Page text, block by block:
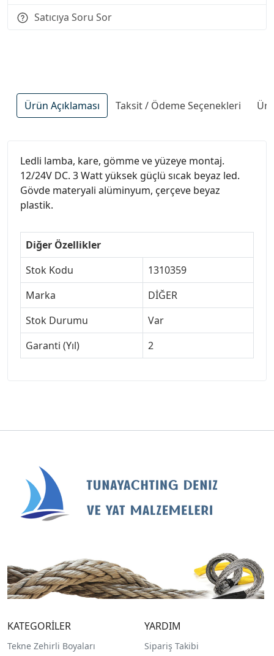
Satıcıya Soru Sor
Ürün Açıklaması Taksit / Ödeme Seçenekleri
Ledli lamba, kare, gömme ve yüzeye montaj.
12/24V DC. 3 Watt yüksek güçlü sıcak beyaz led.
Gövde materyali alüminyum, çerçeve beyaz
plastik.
Diğer Özellikler
Stok Kodu
1310359
Marka
DİĞER
Stok Durumu
Var
Garanti (Yıl)
2
KATEGORİLER
Tekne Zehirli Boyaları
YARDIM
Sipariş Takibi